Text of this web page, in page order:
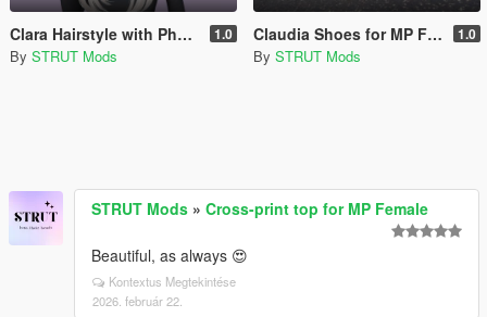
Clara Hairstyle with Physics for MP Female 1.0
By STRUT Mods
Claudia Shoes for MP Female 1.0
By STRUT Mods
STRUT Mods » Cross-print top for MP Female
Beautiful, as always 😍
Kontextus Megtekintése
2026. február 22.